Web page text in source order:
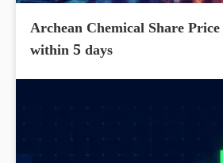
Archean Chemical Share
within 5 days